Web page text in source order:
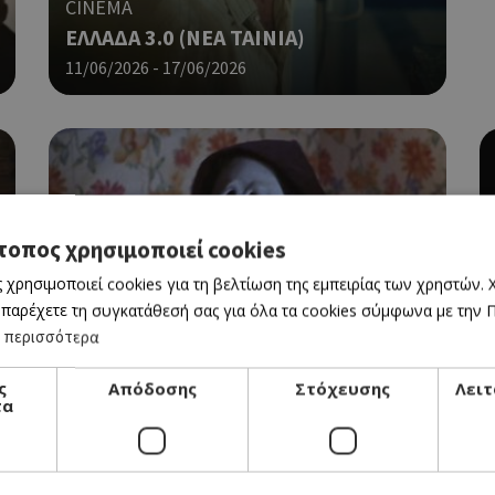
CINEMA
ΕΛΛΑΔΑ 3.0 (NΕΑ ΤΑΙΝΙΑ)
11/06/2026 - 17/06/2026
CINEMA
SCARY MOVIE
11/06/2026 - 17/06/2026
χρησιμοποιεί cookies
cookies για τη βελτίωση της εμπειρίας των χρηστών.
τη συγκατάθεσή σας για όλα τα cookies σύμφωνα με την
Απόδοσης Στόχευσης